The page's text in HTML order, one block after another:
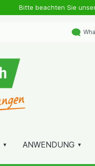
Bitte beachten Sie
ANWENDUNG